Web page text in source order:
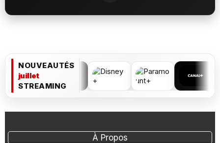
NOUVEAUTÉS
juillet
STREAMING
À Propos